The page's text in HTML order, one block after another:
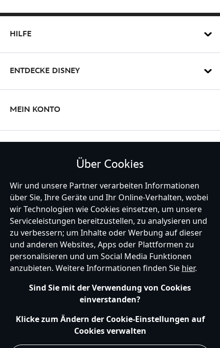
HILFE
ENTDECKE DISNEY
MEIN KONTO
Germany
Hilfe Nutzungsbedingungen Datenschutzerklärung
Site Map
Richtlinien für Cookies
EU Datenschutzhinweis
Impressum
Allgemeine Verkaufsbedingungen
Über Cookies
Wir und unsere Partner verarbeiten Informationen
über Sie, Ihre Geräte und Ihr Online-Verhalten, wobei
wir Technologien wie Cookies einsetzen, um unsere
Serviceleistungen bereitzustellen, zu analysieren und
zu verbessern; um Inhalte oder Werbung auf dieser
und anderen Websites, Apps oder Plattformen zu
personalisieren und um Social Media Funktionen
anzubieten. Weitere Informationen finden Sie hier.
Sind Sie mit der Verwendung von Cookies
einverstanden?
Klicke zum Ändern der Cookie-Einstellungen auf
Cookies verwalten